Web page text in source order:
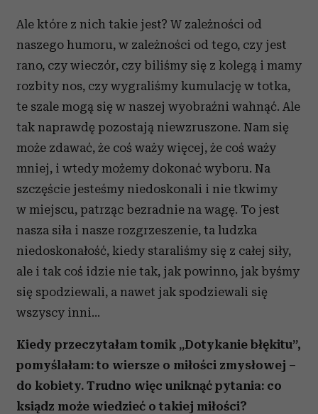
Ale które z nich takie jest? W zależności od
naszego humoru, w zależności od tego, czy jest
rano, czy wieczór, czy biliśmy się z kolegą i mamy
rozbity nos, czy wygraliśmy kumulację w totka,
te szale mogą się w naszej wyobraźni wahnąć. Ale
tak naprawdę pozostają niewzruszone. Nam się
może zdawać, że coś waży więcej, że coś waży
mniej, i wtedy możemy dokonać wyboru. Na
szczęście jesteśmy niedoskonali i nie tkwimy
w miejscu, patrząc bezradnie na wagę. To jest
nasza siła i nasze rozgrzeszenie, ta ludzka
niedoskonałość, kiedy staraliśmy się z całej siły,
ale i tak coś idzie nie tak, jak powinno, jak byśmy
się spodziewali, a nawet jak spodziewali się
wszyscy inni...
Kiedy przeczytałam tomik „Dotykanie błękitu”,
pomyślałam: to wiersze o miłości zmysłowej –
do kobiety. Trudno więc uniknąć pytania: co
ksiądz może wiedzieć o takiej miłości?